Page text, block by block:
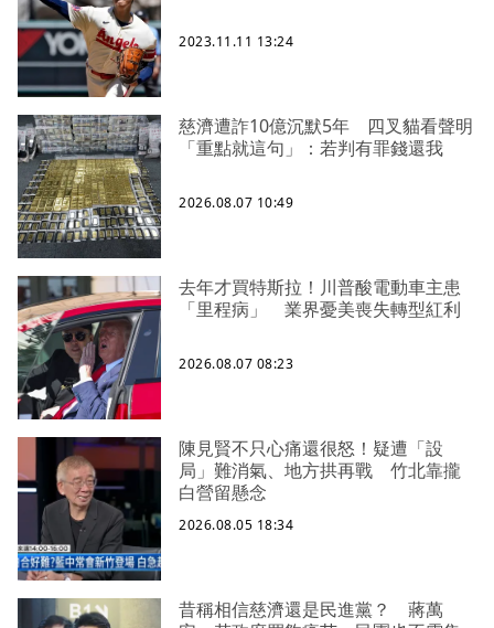
2023.11.11 13:24
慈濟遭詐10億沉默5年 四叉貓看聲明
「重點就這句」：若判有罪錢還我
2026.08.07 10:49
去年才買特斯拉！川普酸電動車主患
「里程病」 業界憂美喪失轉型紅利
2026.08.07 08:23
陳見賢不只心痛還很怒！疑遭「設
局」難消氣、地方拱再戰 竹北靠攏
白營留懸念
2026.08.05 18:34
昔稱相信慈濟還是民進黨？ 蔣萬